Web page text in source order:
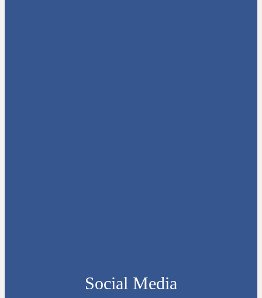
Social Media